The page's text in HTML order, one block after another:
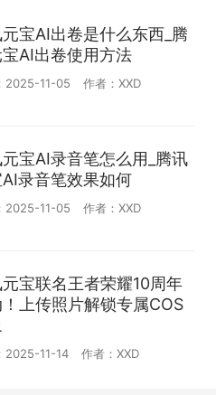
元宝AI出卷是什么东西_腾
AI出卷使用方法
2025-11-05 作者：XXD
元宝AI录音笔怎么用_腾讯
录音笔效果如何
2025-11-05 作者：XXD
元宝联名王者荣耀10周年
上传照片解锁专属COS
2025-11-14 作者：XXD